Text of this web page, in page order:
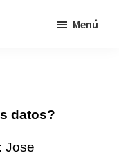
Menú
datos?
Jose